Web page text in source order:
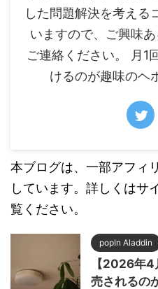
した問題解決を考える
いますので、ご興味
ご連絡ください。 月1
けるのが趣味のヘ
本ブログは、一部アフィ
しています。詳しくはサ
覧ください。
popIn Aladdin
【2026年
売されるの